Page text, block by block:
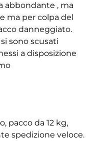
abbondante , ma
ma per colpa del
danneggiato.
sono scusati
a disposizione
pacco da 12 kg,
spedizione veloce.